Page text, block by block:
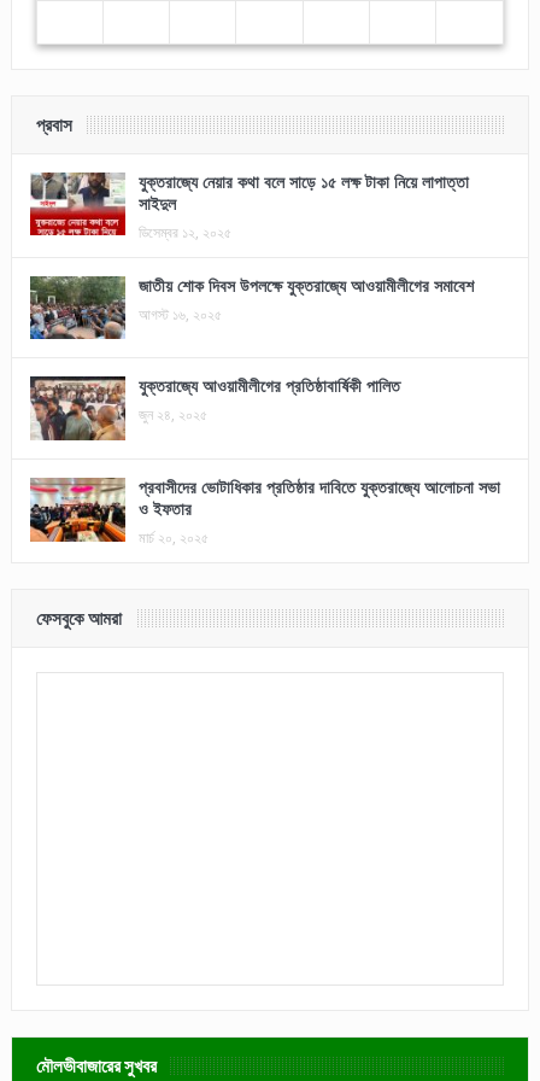
প্রবাস
যুক্তরাজ্যে নেয়ার কথা বলে সাড়ে ১৫ লক্ষ টাকা নিয়ে লাপাত্তা
সাইদুল
ডিসেম্বর ১২, ২০২৫
জাতীয় শোক দিবস উপলক্ষে যুক্তরাজ্যে আওয়ামীলীগের সমাবেশ
আগস্ট ১৬, ২০২৫
যুক্তরাজ্যে আওয়ামীলীগের প্রতিষ্ঠাবার্ষিকী পালিত
জুন ২৪, ২০২৫
প্রবাসীদের ভোটাধিকার প্রতিষ্ঠার দাবিতে যুক্তরাজ্যে আলোচনা সভা
ও ইফতার
মার্চ ২০, ২০২৫
ফেসবুকে আমরা
মৌলভীবাজারের সুখবর